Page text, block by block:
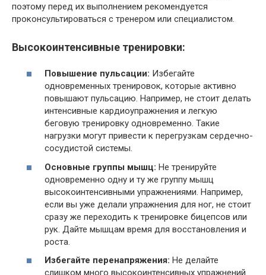
поэтому перед их выполнением рекомендуется
проконсультироваться с тренером или специалистом.
Высокоинтенсивные тренировки:
Повышение пульсации: Избегайте
одновременных тренировок, которые активно
повышают пульсацию. Например, не стоит делать
интенсивные кардиоупражнения и легкую
беговую тренировку одновременно. Такие
нагрузки могут привести к перегрузкам сердечно-
сосудистой системы.
Основные группы мышц: Не тренируйте
одновременно одну и ту же группу мышц
высокоинтенсивными упражнениями. Например,
если вы уже делали упражнения для ног, не стоит
сразу же переходить к тренировке бицепсов или
рук. Дайте мышцам время для восстановления и
роста.
Избегайте перенапряжения: Не делайте
слишком много высокоинтенсивных упражнений